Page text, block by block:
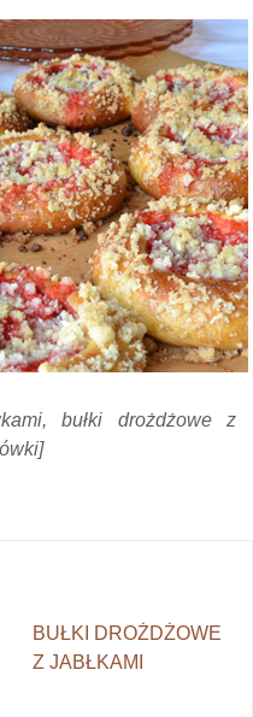
bułki drożdżowe z
BUŁKI DROŻDŻOWE
Z JABŁKAMI